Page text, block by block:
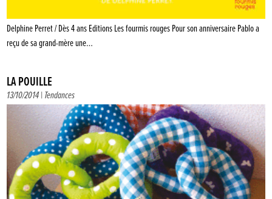
Delphine Perret / Dès 4 ans Editions Les fourmis rouges Pour son anniversaire Pablo a
reçu de sa grand-mère une…
LA POUILLE
13/10/2014 |Tendances